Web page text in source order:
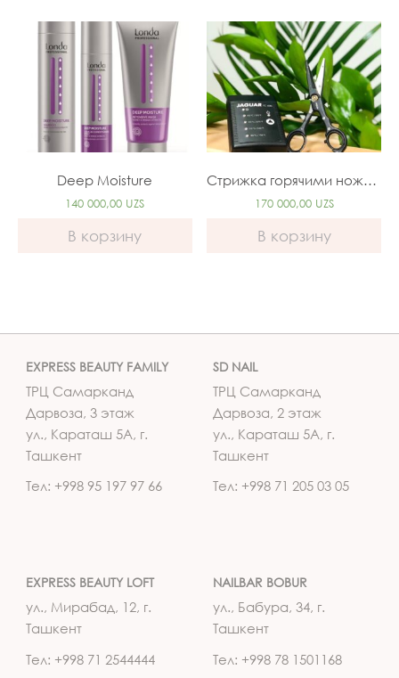
Deep Moisture
140 000,00 UZS
В корзину
Стрижка горячими ножницами
170 000,00 UZS
В корзину
EXPRESS BEAUTY FAMILY
ТРЦ Самарканд
Дарвоза, 3 этаж
ул., Караташ 5А, г.
Ташкент
Тел: +998 95 197 97 66
SD NAIL
ТРЦ Самарканд
Дарвоза, 2 этаж
ул., Караташ 5А, г.
Ташкент
Тел: +998 71 205 03 05
EXPRESS BEAUTY LOFT
ул., Мирабад, 12, г.
Ташкент
Тел: +998 71 2544444
NAILBAR BOBUR
ул., Бабура, 34, г.
Ташкент
Тел: +998 78 1501168